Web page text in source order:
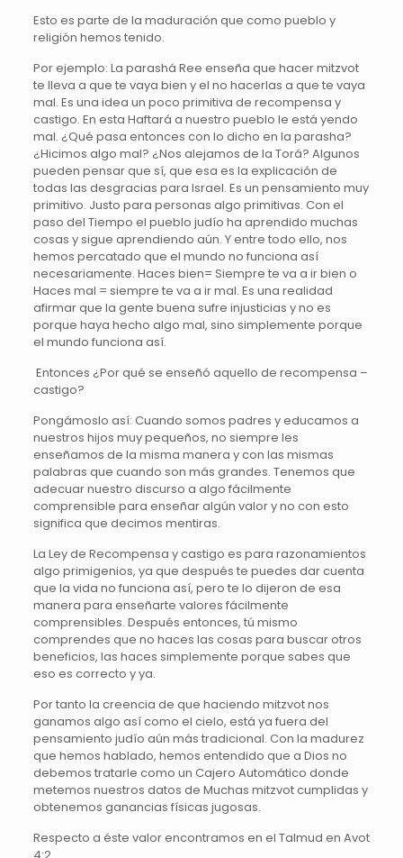
Esto es parte de la maduración que como pueblo y
religión hemos tenido.
Por ejemplo: La parashá Ree enseña que hacer mitzvot
te lleva a que te vaya bien y el no hacerlas a que te vaya
mal. Es una idea un poco primitiva de recompensa y
castigo. En esta Haftará a nuestro pueblo le está yendo
mal. ¿Qué pasa entonces con lo dicho en la parasha?
¿Hicimos algo mal? ¿Nos alejamos de la Torá? Algunos
pueden pensar que sí, que esa es la explicación de
todas las desgracias para Israel. Es un pensamiento muy
primitivo. Justo para personas algo primitivas. Con el
paso del Tiempo el pueblo judío ha aprendido muchas
cosas y sigue aprendiendo aún. Y entre todo ello, nos
hemos percatado que el mundo no funciona así
necesariamente. Haces bien= Siempre te va a ir bien o
Haces mal = siempre te va a ir mal. Es una realidad
afirmar que la gente buena sufre injusticias y no es
porque haya hecho algo mal, sino simplemente porque
el mundo funciona así.
Entonces ¿Por qué se enseñó aquello de recompensa –
castigo?
Pongámoslo así: Cuando somos padres y educamos a
nuestros hijos muy pequeños, no siempre les
enseñamos de la misma manera y con las mismas
palabras que cuando son más grandes. Tenemos que
adecuar nuestro discurso a algo fácilmente
comprensible para enseñar algún valor y no con esto
significa que decimos mentiras.
La Ley de Recompensa y castigo es para razonamientos
algo primigenios, ya que después te puedes dar cuenta
que la vida no funciona así, pero te lo dijeron de esa
manera para enseñarte valores fácilmente
comprensibles. Después entonces, tú mismo
comprendes que no haces las cosas para buscar otros
beneficios, las haces simplemente porque sabes que
eso es correcto y ya.
Por tanto la creencia de que haciendo mitzvot nos
ganamos algo así como el cielo, está ya fuera del
pensamiento judío aún más tradicional. Con la madurez
que hemos hablado, hemos entendido que a Dios no
debemos tratarle como un Cajero Automático donde
metemos nuestros datos de Muchas mitzvot cumplidas y
obtenemos ganancias físicas jugosas.
Respecto a éste valor encontramos en el Talmud en Avot